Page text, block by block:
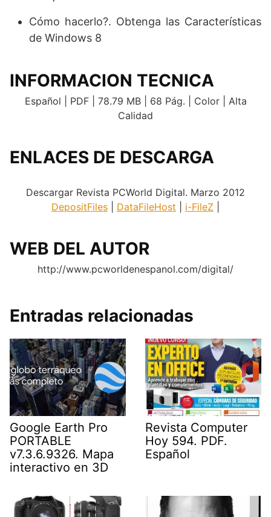
Cómo hacerlo?. Obtenga las Características
de Windows 8
INFORMACION TECNICA
Español | PDF | 78.79 MB | 68 Pág. | Color | Alta
Calidad
ENLACES DE DESCARGA
Descargar Revista PCWorld Digital. Marzo 2012
DepositFiles
DataFileHost i-FileZ
WEB DEL AUTOR
http://www.pcworldenespanol.com/digital/
Entradas relacionadas
Google Earth Pro
PORTABLE
v7.3.6.9326. Mapa
interactivo en 3D
Revista Computer
Hoy 594. PDF.
Español